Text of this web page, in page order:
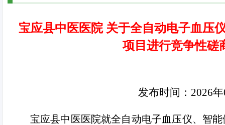
宝应县中医医院 关于全自动电子血压
项目进行竞争性磋
发布时间： 2026年
宝应县中医医院就全自动电子血压仪、智